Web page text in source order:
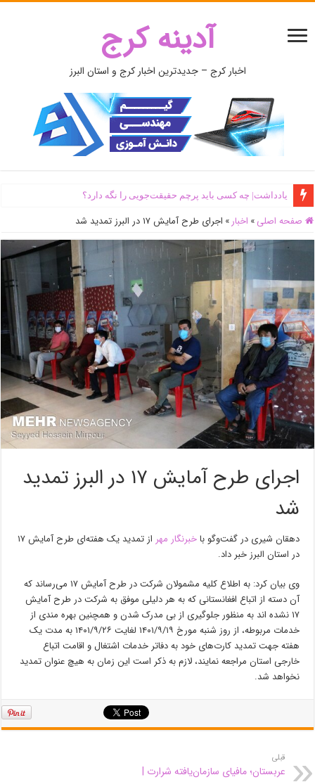
آدینه کرج
اخبار کرج – جدیدترین اخبار کرج و استان البرز
یادداشت| ‌چه کسی باید پرچم حقیقت‌جویی را نگه دارد؟
صفحه اصلی » اخبار » اجرای طرح آمایش ۱۷ در البرز تمدید شد
اجرای طرح آمایش ۱۷ در البرز تمدید
شد
دهقان شیری در گفت‌وگو باخبرنگار مهر
از تمدید یک هفته‌ای طرح آمایش ۱۷
در استان البرز خبر داد.
وی بیان کرد: به اطلاع کلیه مشمولان شرکت در طرح آمایش ۱۷ می‌رساند که
آن دسته از اتباع افغانستانی که به هر دلیلی موفق به شرکت در طرح آمایش
۱۷ نشده
اند به منظور جلوگیری از بی مدرک شدن و همچنین بهره مندی از
خدمات مربوطه، از روز شنبه مورخ ۱۴۰۱/۹/۱۹ لغایت ۱۴۰۱/۹/۲۶ به مدت یک
هفته جهت تمدید کارت‌های خود به دفاتر خدمات اشتغال و اقامت اتباع
خارجی استان مراجعه نمایند، لازم به ذکر است این زمان به هیچ عنوان تمدید
نخواهد شد.
قبلی
عربستان؛ مافیای سازمان‌یافته شرارت |